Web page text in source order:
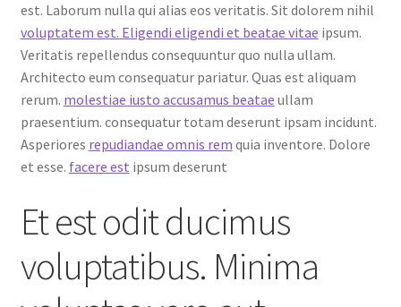
est. Laborum nulla qui alias eos veritatis. Sit dolorem nihil
voluptatem est. Eligendi eligendi et beatae vitae ipsum.
Veritatis repellendus consequuntur quo nulla ullam.
Architecto eum consequatur pariatur. Quas est aliquam
rerum. molestiae iusto accusamus beatae ullam
praesentium. consequatur totam deserunt ipsam incidunt.
Asperiores repudiandae omnis rem quia inventore. Dolore
et esse. facere est ipsum deserunt
Et est odit ducimus
voluptatibus. Minima